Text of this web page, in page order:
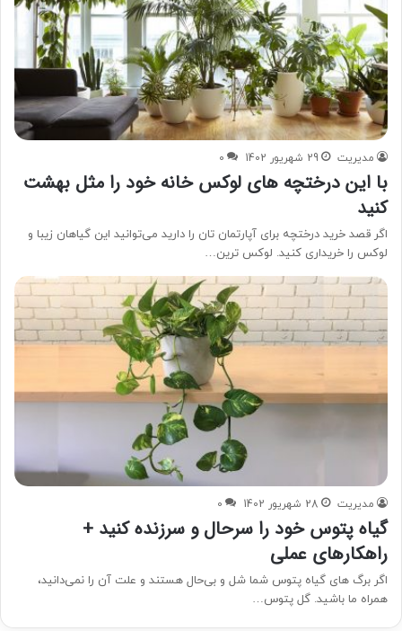
مدیریت 29 شهریور 1402 0
با این درختچه های لوکس خانه خود را مثل بهشت
کنید
اگر قصد خرید درختچه برای آپارتمان تان را دارید می‌توانید این گیاهان زیبا و
لوکس را خریداری کنید. لوکس ترین…
مدیریت 28 شهریور 1402 0
گیاه پتوس خود را سرحال و سرزنده کنید +
راهکارهای عملی
اگر برگ های گیاه پتوس شما شل و بی‌حال هستند و علت آن را نمی‌دانید،
همراه ما باشید. گل پتوس…